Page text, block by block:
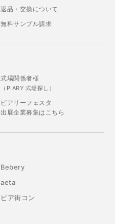
返品・交換について
無料サンプル請求
式場関係者様
（PIARY 式場探し）
ピアリーフェスタ
出展企業募集はこちら
Bebery
aeta
ピア街コン